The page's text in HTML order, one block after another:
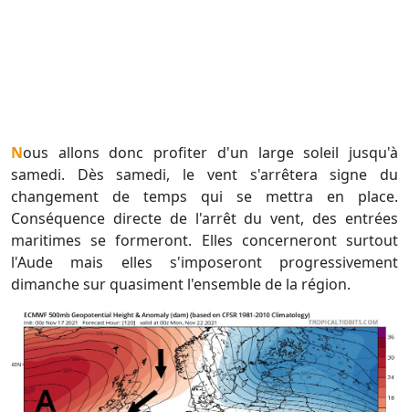
Nous allons donc profiter d'un large soleil jusqu'à
samedi. Dès samedi, le vent s'arrêtera signe du
changement de temps qui se mettra en place.
Conséquence directe de l'arrêt du vent, des entrées
maritimes se formeront. Elles concerneront surtout
l'Aude mais elles s'imposeront progressivement
dimanche sur quasiment l'ensemble de la région.